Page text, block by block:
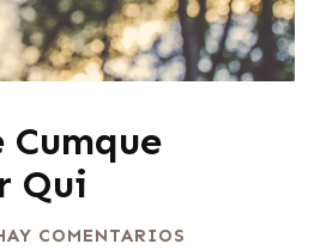
Qui
COMENTARIOS